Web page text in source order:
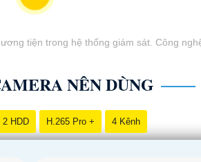
tiện trong hệ thống giám sát. Công
NÊN DÙNG
2 HDD H.265 Pro + 4 Kênh